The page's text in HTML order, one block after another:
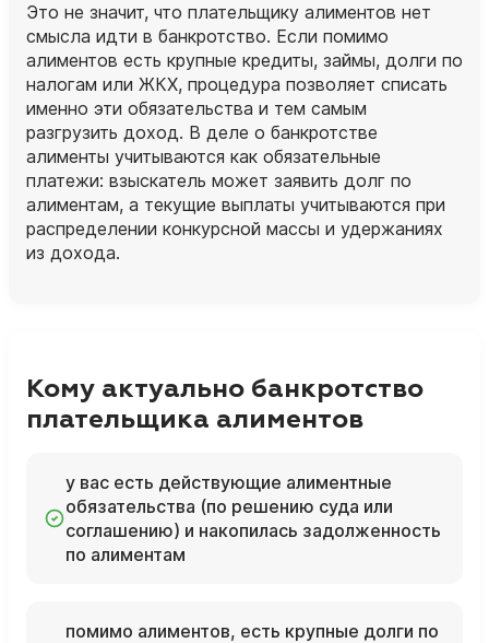
Это не значит, что плательщику алиментов нет
смысла идти в банкротство. Если помимо
алиментов есть крупные кредиты, займы, долги по
налогам или ЖКХ, процедура позволяет списать
именно эти обязательства и тем самым
разгрузить доход. В деле о банкротстве
алименты учитываются как обязательные
платежи: взыскатель может заявить долг по
алиментам, а текущие выплаты учитываются при
распределении конкурсной массы и удержаниях
из дохода.
Кому актуально банкротство
плательщика алиментов
у вас есть действующие алиментные
обязательства (по решению суда или
соглашению) и накопилась задолженность
по алиментам
помимо алиментов, есть крупные долги по